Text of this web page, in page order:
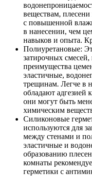
веществам,
с повышенной
в нанесении, чем
навыков и опыта.
Полиуретановые:
затирочных смесей,
преимущества
эластичные,
трещинам. Легче в
обладают адгезией
они могут быть
химическим
Силиконовые
используются для
между стенами и
эластичные и
образованию
комнаты
герметики с